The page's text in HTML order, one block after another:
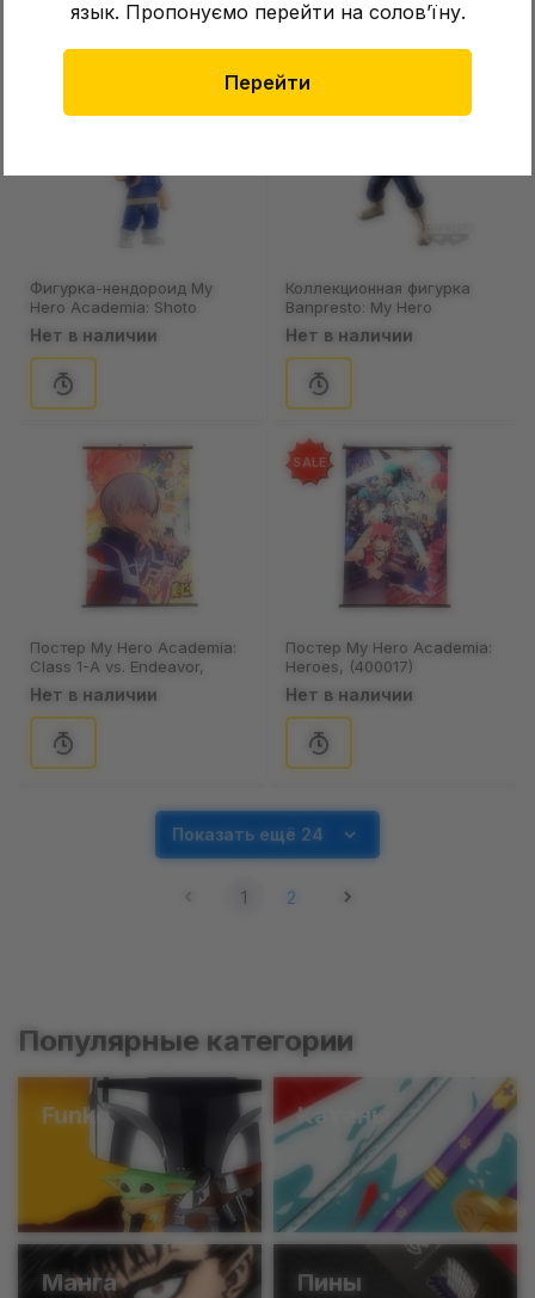
язык. Пропонуємо перейти на соловʼїну.
Перейти
Фигурка-нендороид My
Hero Academia: Shoto
Todoroki, (907958)
Нет в наличии
Коллекционная фигурка
Banpresto: My Hero
Academia: The Amazing
Heroes: Shoto Todoroki,
(180794)
Нет в наличии
Постер My Hero Academia:
Class 1-A vs. Endeavor,
(400537)
Нет в наличии
SALE
Постер My Hero Academia:
Heroes, (400017)
Нет в наличии
Показать ещё 24
1 2
Популярные категории
Funko Катаны
Манга Пины